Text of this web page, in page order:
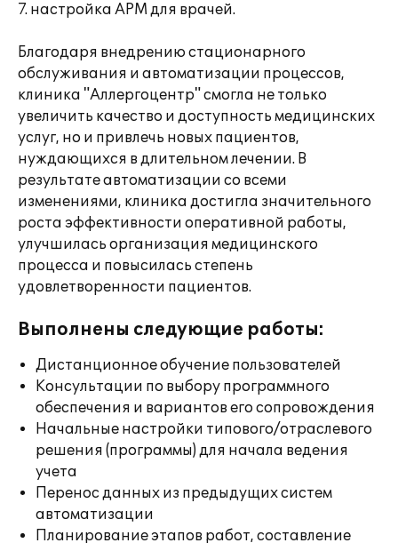
7. настройка АРМ для врачей.
Благодаря внедрению стационарного
обслуживания и автоматизации процессов,
клиника "Аллергоцентр" смогла не только
увеличить качество и доступность медицинских
услуг, но и привлечь новых пациентов,
нуждающихся в длительном лечении. В
результате автоматизации со всеми
изменениями, клиника достигла значительного
роста эффективности оперативной работы,
улучшилась организация медицинского
процесса и повысилась степень
удовлетворенности пациентов.
Выполнены следующие работы:
Дистанционное обучение пользователей
Консультации по выбору программного
обеспечения и вариантов его сопровождения
Начальные настройки типового/отраслевого
решения (программы) для начала ведения
учета
Перенос данных из предыдущих систем
автоматизации
Планирование этапов работ, составление